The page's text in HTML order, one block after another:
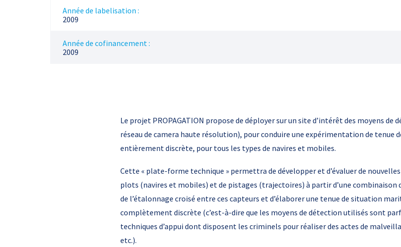
Année de labelisation :
2009
Année de cofinancement :
2009
Le projet PROPAGATION propose de déployer sur un site d’intérêt des moyens
réseau de camera haute résolution), pour conduire une expérimentation de
entièrement discrète, pour tous les types de navires et mobiles.
Cette « plate-forme technique » permettra de développer et d’évaluer de
plots (navires et mobiles) et de pistages (trajectoires) à partir d’une combinaison
de l’étalonnage croisé entre ces capteurs et d’élaborer une tenue de situation
complètement discrète (c’est-à-dire que les moyens de détection utilisés sont
techniques d’appui dont disposent les criminels pour réaliser des actes de
etc.).